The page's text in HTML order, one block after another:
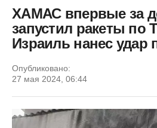
ХАМАС впервые за
запустил ракеты по
Израиль нанес удар
Опубликовано:
27 мая 2024, 06:44